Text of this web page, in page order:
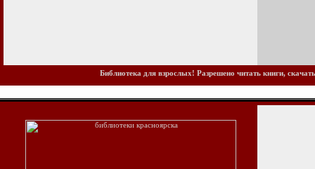
Библиотека для взрослых! Разрешено читать книги,